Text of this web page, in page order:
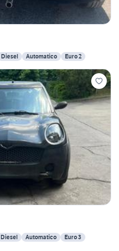
Diesel Automatico Euro 2
Diesel Automatico Euro 3